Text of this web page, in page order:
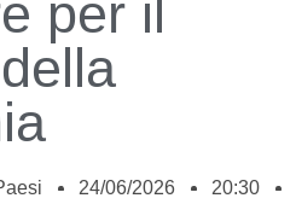
per il
24/06/2026
20:30